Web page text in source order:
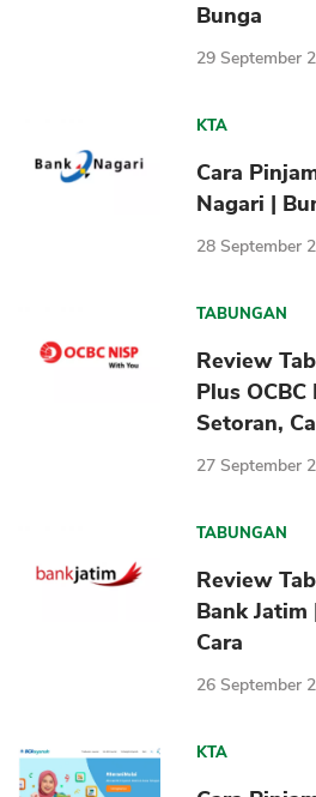
Bunga
29 September
KTA
Cara
Nagari |
28 September
TABUNGAN
Review
Plus
Setoran,
27 September
TABUNGAN
Review
Bank Jatim
Cara
26 September
KTA